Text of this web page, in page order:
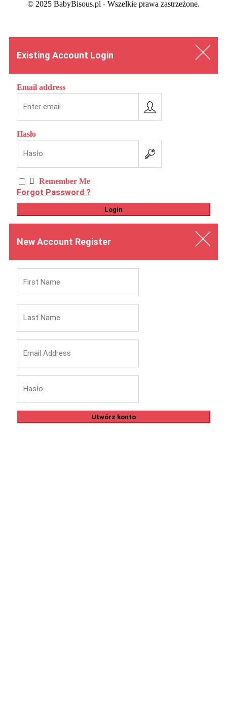
© 2025 BabyBisous.pl - Wszelkie prawa zastrzeżone.
Existing Account Login
Email address
Hasło
 Remember Me
Forgot Password ?
Login
New Account Register
Utwórz konto